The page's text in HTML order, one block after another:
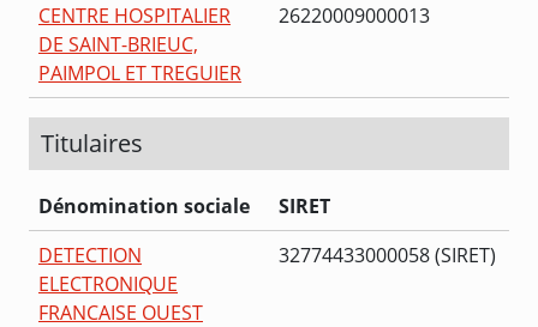
CENTRE HOSPITALIER
DE SAINT-BRIEUC,
PAIMPOL ET TREGUIER
26220009000013
Titulaires
Dénomination sociale
SIRET
DETECTION
ELECTRONIQUE
FRANCAISE OUEST
32774433000058 (SIRET)